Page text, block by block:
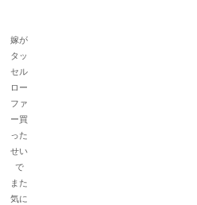
嫁が
タッ
セル
ロー
ファ
ー買
った
せい
で
また
気に